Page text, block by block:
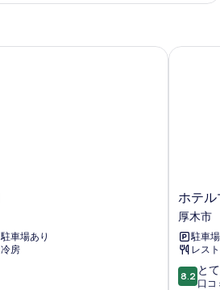
駐車場あり
冷房
ホ
テ
ル
マ
イ
ス
テ
ホテ
厚木市
駐車
レス
10
段
8.2 と
口コ
ホテル